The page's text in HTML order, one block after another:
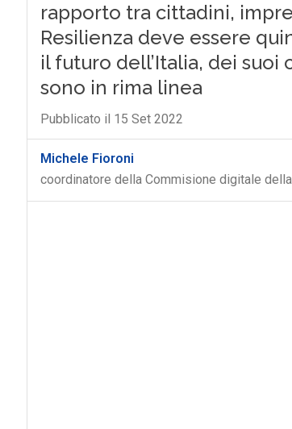
rapporto tra cittadini,
Resilienza deve essere
il futuro dell’Italia, dei
sono in rima linea
Pubblicato il 15 Set 2022
Michele Fioroni
coordinatore della Commisione digitale